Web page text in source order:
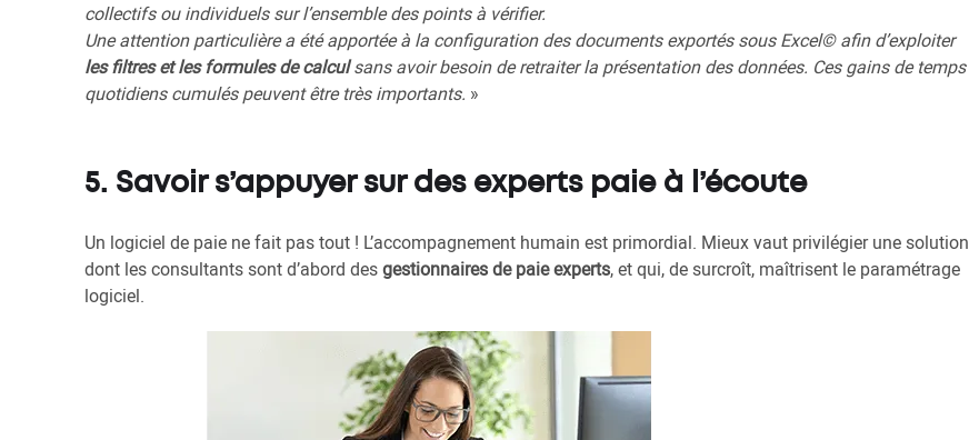
collectifs ou individuels sur l’ensemble des points à vérifier.
Une attention particulière a été apportée à la configuration des documents exportés sous Excel© afin d’exploiter
les filtres et les formules de calculsans avoir besoin de retraiter la présentation des données. Ces gains de temps
quotidiens cumulés peuvent être très importants. »
5. Savoir s’appuyer sur des experts paie à l’écoute
Un logiciel de paie ne fait pas tout ! L’accompagnement humain est primordial. Mieux vaut privilégier une solution
dont les consultants sont d’abord desgestionnaires de paie experts, et qui, de surcroît, maîtrisent le paramétrage
logiciel.